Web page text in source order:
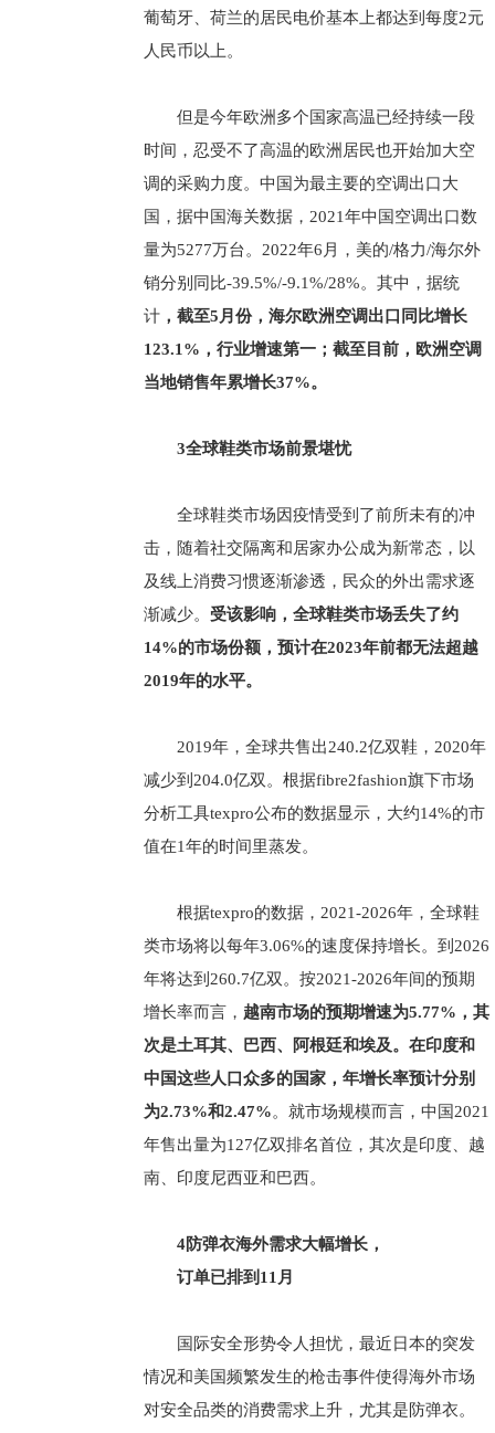
葡萄牙、荷兰的居民电价基本上都达到每度2元
人民币以上。
但是今年欧洲多个国家高温已经持续一段
时间，忍受不了高温的欧洲居民也开始加大空
调的采购力度。中国为最主要的空调出口大
国，据中国海关数据，2021年中国空调出口数
量为5277万台。2022年6月，美的/格力/海尔外
销分别同比-39.5%/-9.1%/28%。其中，据统
计，截至5月份，海尔欧洲空调出口同比增长
123.1%，行业增速第一；截至目前，欧洲空调
当地销售年累增长37%。
3全球鞋类市场前景堪忧
全球鞋类市场因疫情受到了前所未有的冲
击，随着社交隔离和居家办公成为新常态，以
及线上消费习惯逐渐渗透，民众的外出需求逐
渐减少。 受该影响，全球鞋类市场丢失了约
14%的市场份额，预计在2023年前都无法超越
2019年的水平。
2019年，全球共售出240.2亿双鞋，2020年
减少到204.0亿双。根据fibre2fashion旗下市场
分析工具texpro公布的数据显示，大约14%的市
值在1年的时间里蒸发。
根据texpro的数据，2021-2026年，全球鞋
类市场将以每年3.06%的速度保持增长。到2026
年将达到260.7亿双。按2021-2026年间的预期
增长率而言， 越南市场的预期增速为5.77%，其
次是土耳其、巴西、阿根廷和埃及。在印度和
中国这些人口众多的国家，年增长率预计分别
为2.73%和2.47%。就市场规模而言，中国2021
年售出量为127亿双排名首位，其次是印度、越
南、印度尼西亚和巴西。
4防弹衣海外需求大幅增长，
订单已排到11月
国际安全形势令人担忧，最近日本的突发
情况和美国频繁发生的枪击事件使得海外市场
对安全品类的消费需求上升，尤其是防弹衣。